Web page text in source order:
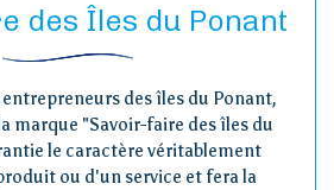
des Îles du Ponant
des îles du Ponant,
marque "Savoir-faire des îles du
le caractère véritablement
ou d'un service et fera la